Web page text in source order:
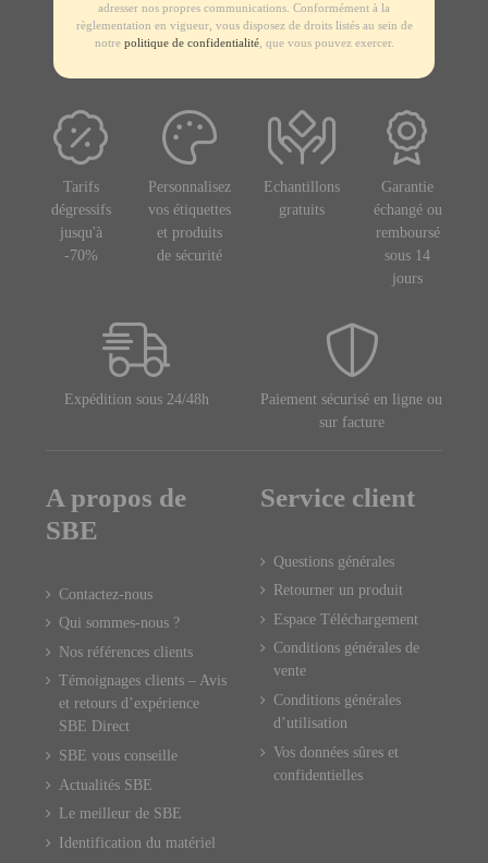
adresser nos propres communications. Conformément à la
règlementation en vigueur, vous disposez de droits listés au sein de
notre politique de confidentialité, que vous pouvez exercer.
Tarifs
dégressifs
jusqu'à
-70%
Personnalisez
vos étiquettes
et produits
de sécurité
Echantillons
gratuits
Garantie
échangé ou
remboursé
sous 14
jours
Expédition sous 24/48h
Paiement sécurisé en ligne ou
sur facture
A propos de
SBE
Contactez-nous
Qui sommes-nous ?
Nos références clients
Témoignages clients – Avis
et retours d’expérience
SBE Direct
SBE vous conseille
Actualités SBE
Le meilleur de SBE
Identification du matériel
Service client
Questions générales
Retourner un produit
Espace Téléchargement
Conditions générales de
vente
Conditions générales
d’utilisation
Vos données sûres et
confidentielles